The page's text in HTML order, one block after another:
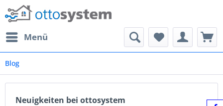
Menü
Blog
Neuigkeiten bei ottosystem